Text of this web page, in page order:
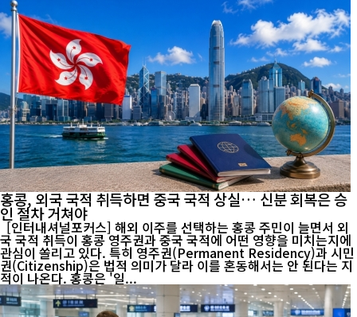
홍콩, 외국 국적 취득하면 중국 국적 상실… 신분 회복은 승
인 절차 거쳐야
[인터내셔널포커스] 해외 이주를 선택하는 홍콩 주민이 늘면서 외
국 국적 취득이 홍콩 영주권과 중국 국적에 어떤 영향을 미치는지에
관심이 쏠리고 있다. 특히 영주권(Permanent Residency)과 시민
권(Citizenship)은 법적 의미가 달라 이를 혼동해서는 안 된다는 지
적이 나온다. 홍콩은 '일...